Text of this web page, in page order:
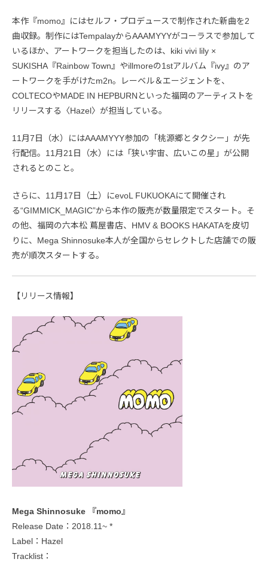
本作『momo』にはセルフ・プロデュースで制作された新曲を2
曲収録。制作にはTempalayからAAAMYYYがコーラスで参加して
いるほか、アートワークを担当したのは、kiki vivi lily ×
SUKISHA『Rainbow Town』やillmoreの1stアルバム『ivy』のア
ートワークを手がけたm2n。レーベル＆エージェントを、
COLTECOやMADE IN HEPBURNといった福岡のアーティストを
リリースする〈Hazel〉が担当している。
11月7日（水）にはAAAMYYY参加の「桃源郷とタクシー」が先
行配信。11月21日（水）には「狭い宇宙、広いこの星」が公開
されるとのこと。
さらに、11月17日（土）にevoL FUKUOKAにて開催され
る“GIMMICK_MAGIC”から本作の販売が数量限定でスタート。そ
の他、福岡の六本松 蔦屋書店、HMV & BOOKS HAKATAを皮切
りに、Mega Shinnosuke本人が全国からセレクトした店舗での販
売が順次スタートする。
【リリース情報】
Mega Shinnosuke 『momo』
Release Date：2018.11~ *
Label：Hazel
Tracklist：